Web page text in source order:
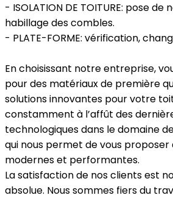
- ISOLATION DE TOITURE: pose de
habillage des combles.
- PLATE-FORME: vérification,
En choisissant notre entreprise,
pour des matériaux de première
solutions innovantes pour votre
constamment à l’affût des
technologiques dans le domaine
qui nous permet de vous proposer
modernes et performantes.
La satisfaction de nos clients est
absolue. Nous sommes fiers du